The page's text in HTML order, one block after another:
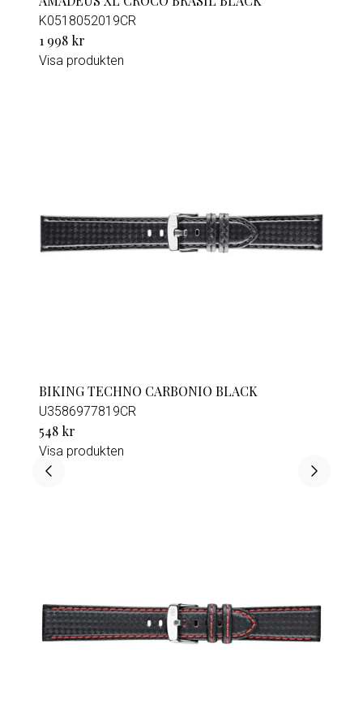
K0518052019CR
1 998 kr
Visa produkten
BIKING TECHNO CARBONIO BLACK
U3586977819CR
548 kr
Visa produkten